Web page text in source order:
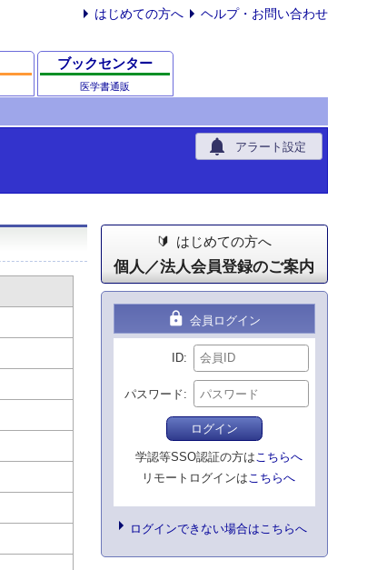
はじめての方へ ヘルプ・お問い合わせ
ブックセンター
医学書通販
notifications アラート設定
はじめての方へ
個人／法人会員登録のご案内
lock 会員ログイン
ID
パスワード
ログイン
学認等SSO認証の方はこちらへ
リモートログインはこちらへ
ログインできない場合はこちらへ